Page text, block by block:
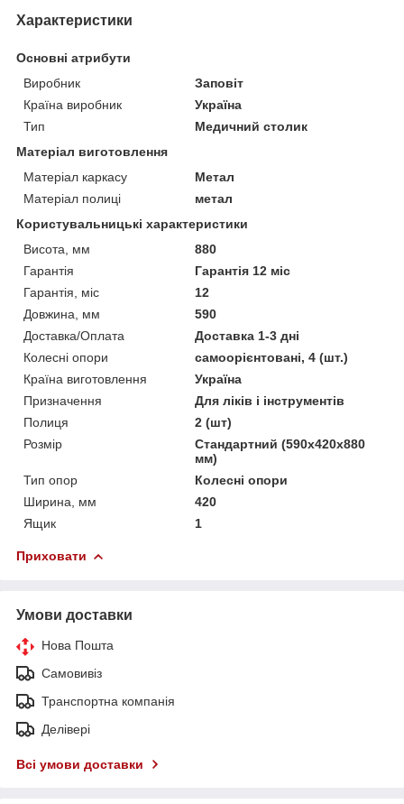
Характеристики
Основні атрибути
Виробник
Заповіт
Країна виробник
Україна
Тип
Медичний столик
Матеріал виготовлення
Матеріал каркасу
Метал
Матеріал полиці
метал
Користувальницькі характеристики
Висота, мм
880
Гарантія
Гарантія 12 міс
Гарантія, міс
12
Довжина, мм
590
Доставка/Оплата
Доставка 1-3 дні
Колесні опори
самоорієнтовані, 4 (шт.)
Країна виготовлення
Україна
Призначення
Для ліків і інструментів
Полиця
2 (шт)
Розмір
Стандартний (590х420х880
мм)
Тип опор
Колесні опори
Ширина, мм
420
Ящик
1
Приховати
Умови доставки
Нова Пошта
Самовивіз
Транспортна компанія
Делівері
Всі умови доставки